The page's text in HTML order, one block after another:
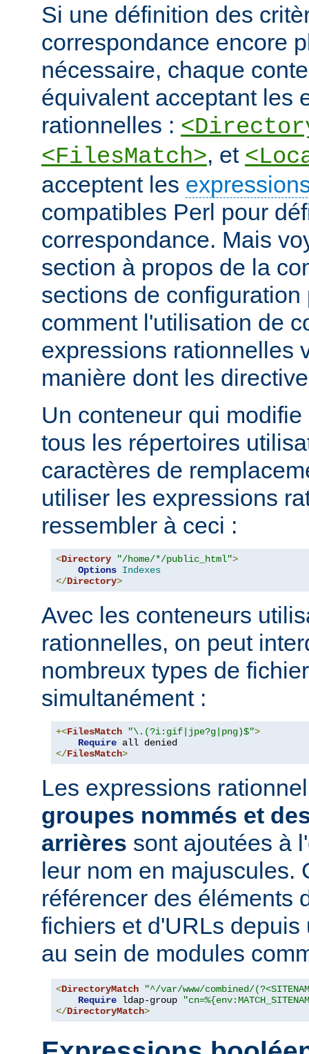
Si une définition des
correspondance encore
nécessaire, chaque
équivalent acceptant les
rationnelles :
<FilesMatch>, et
acceptent les
compatibles Perl pour
correspondance. Mais
section à propos de la
sections de
comment l'utilisation de
expressions rationnelles
manière dont les
Un conteneur qui
tous les répertoires
caractères de
utiliser les expressions
ressembler à ceci :
<Directory "/home/*/public_html">
Options Indexes
</Directory>
Avec les conteneurs
rationnelles, on peut
nombreux types de
simultanément :
+<FilesMatch "\.(?i:gif|jpe?g|png)$">
Require
</FilesMatch>
Les expressions
groupes nommés et
arrières sont ajoutées à
leur nom en majuscules.
référencer des éléments
fichiers et d'URLs
au sein de modules
<DirectoryMatch
"^/var/www/combined/
Require ldap-group
</DirectoryMatch>